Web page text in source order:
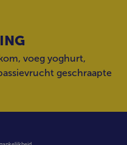
voeg yoghurt,
geschraapte